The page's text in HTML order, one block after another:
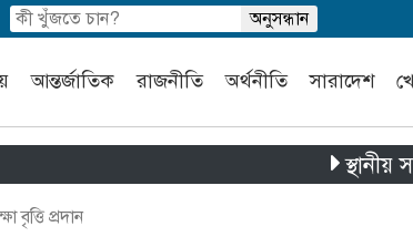
আন্তর্জাতিক রাজনীতি অর্থনীতি সারাদেশ
স্থানীয় সরকার
প্রদান